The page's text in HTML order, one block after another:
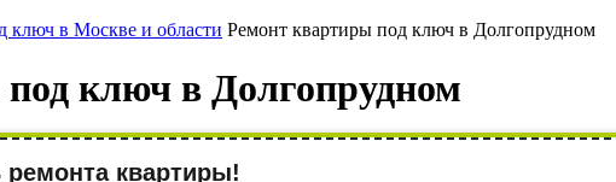
ключ в Москве и области Ремонт квартиры под ключ в Долгопрудном
ключ в Долгопрудном
ремонта квартиры!